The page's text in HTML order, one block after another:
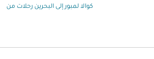
كوالا لمبور إلى البحرين رحلات من